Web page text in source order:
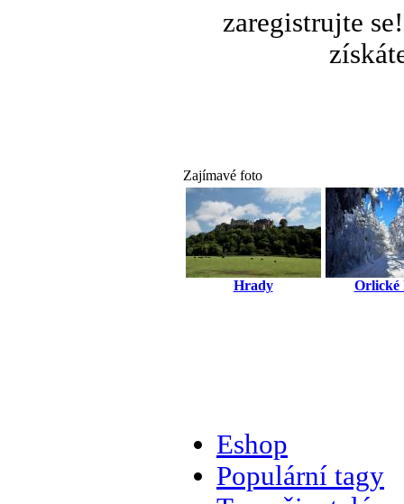
zaregistrujte
Zajímavé foto
Hrady Orlické
Eshop
Populární tagy